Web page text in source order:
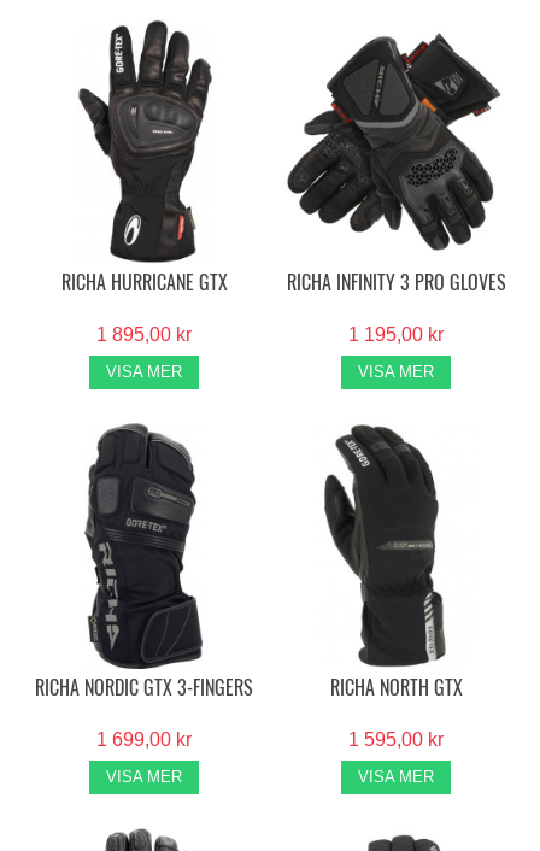
RICHA HURRICANE GTX
1 895,00 kr
VISA MER
RICHA INFINITY 3 PRO GLOVES
1 195,00 kr
VISA MER
RICHA NORDIC GTX 3-FINGERS
1 699,00 kr
VISA MER
RICHA NORTH GTX
1 595,00 kr
VISA MER